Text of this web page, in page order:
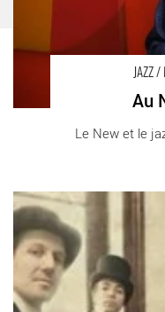
JAZZ
Au
Le New et le
Les Doigts de l’Homme